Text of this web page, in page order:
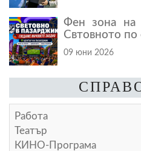
Фен зона на
Свтовното по
09 юни 2026
Работа
Театър
КИНО-Програма